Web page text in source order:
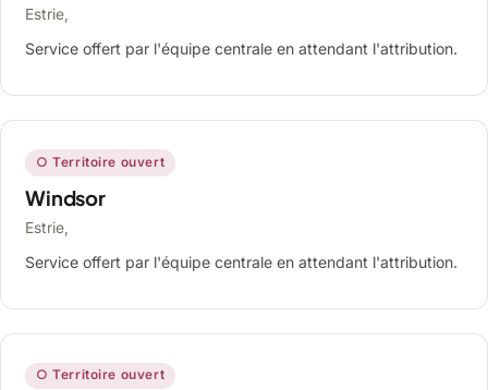
Estrie,
Service offert par l'équipe centrale en attendant l'attribution.
○ Territoire ouvert
Windsor
Estrie,
Service offert par l'équipe centrale en attendant l'attribution.
○ Territoire ouvert